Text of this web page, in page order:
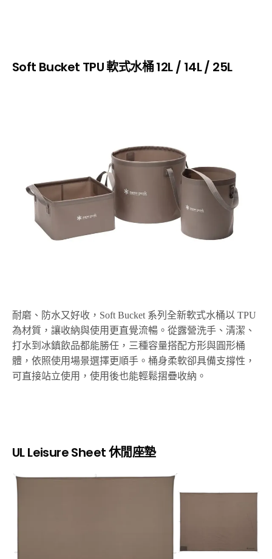
Soft Bucket TPU 軟式水桶 12L / 14L / 25L
耐磨、防水又好收，Soft Bucket 系列全新軟式水桶以 TPU
為材質，讓收納與使用更直覺流暢。從露營洗手、清潔、
打水到冰鎮飲品都能勝任，三種容量搭配方形與圓形桶
體，依照使用場景選擇更順手。桶身柔軟卻具備支撐性，
可直接站立使用，使用後也能輕鬆摺疊收納。
UL Leisure Sheet休閒座墊